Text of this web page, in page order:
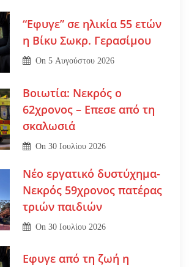
“Εφυγε” σε ηλικία 55 ετών
η Βίκυ Σωκρ. Γερασίμου
On5 Αυγούστου 2026
Βοιωτία: Νεκρός ο
62χρονος – Επεσε από τη
σκαλωσιά
On30 Ιουλίου 2026
Νέο εργατικό δυστύχημα-
Νεκρός 59χρονος πατέρας
τριών παιδιών
On30 Ιουλίου 2026
Εφυγε από τη ζωή η